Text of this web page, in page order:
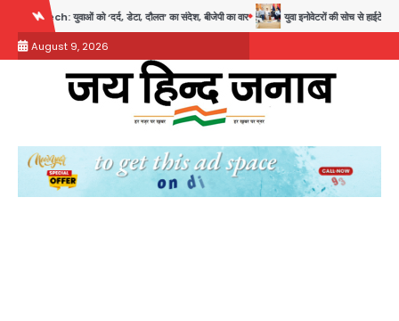
content
दौलत’ का संदेश, बीजेपी का वार युवा इनोवेटरों की सोच से हाईटेक होगी दिल्ली पुलिस सुदर्शन
August 9, 2026